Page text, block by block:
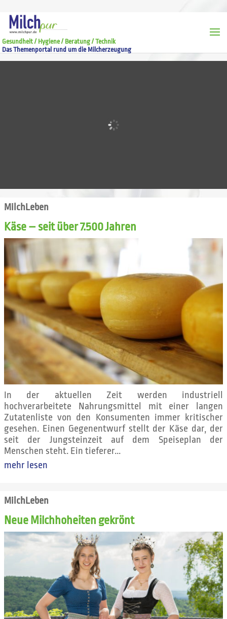
Gesundheit / Hygiene / Beratung / Technik
Das Themenportal rund um die Milcherzeugung
Käse – seit über 7.500 Jahren
MilchLeben
In der aktuellen Zeit werden industriell
hochverarbeitete Nahrungsmittel mit einer langen
Zutatenliste von den Konsumenten immer kritischer
gesehen. Einen Gegenentwurf stellt der Käse dar, der
seit der Jungsteinzeit auf dem Speiseplan der
Menschen steht. Ein tieferer...
mehr lesen
Neue Milchhoheiten gekrönt
MilchLeben